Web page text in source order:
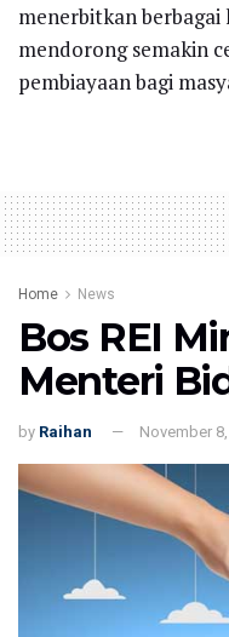
menerbitkan
mendorong semakin
pembiayaan bagi
Home News
Bos REI
Menteri
by Raihan November